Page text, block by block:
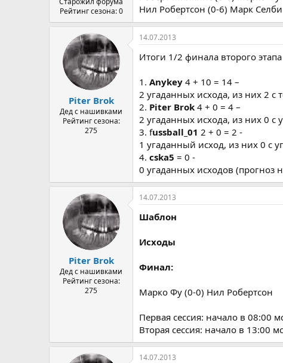
Рейтинг сезона: 0
Нил Робертсон (0-6) Марк Селби
Piter Brok
Дед с нашивками
Рейтинг сезона:
275
14.07.2013
Итоги 1/2 финала второго этапа
1. Anykey 4 + 10 = 14 –
2 угаданных исхода, из них 2 с
2. Piter Brok 4 + 0 = 4 –
2 угаданных исхода, из них 0
3. fussball_01 2 + 0 = 2 -
1 угаданный исход, из них 0 с
4. cska5 = 0 -
0 угаданных исходов (прогноз
Piter Brok
Дед с нашивками
Рейтинг сезона:
275
14.07.2013
Шаблон
Исходы
Финал:
Марко Фу (0-0) Нил Робертсон
Первая сессия: начало в 08:00
Вторая сессия: начало в 13:00
14.07.2013